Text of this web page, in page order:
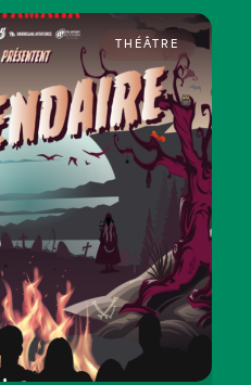
THÉÂTRE